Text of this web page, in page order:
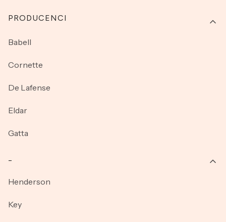
PRODUCENCI
Babell
Cornette
De Lafense
Eldar
Gatta
Henderson
Key